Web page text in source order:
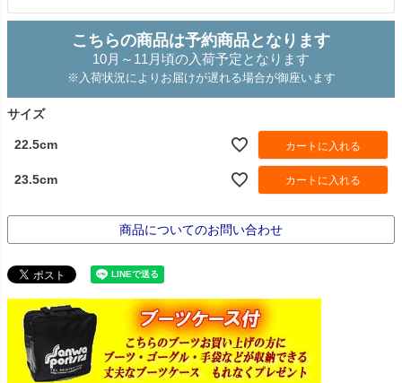
こちらの商品は予約商品となります
10月～11月頃の入荷予定となります
※入荷状況によりお届けが遅れる場合が御座います
サイズ
22.5cm カートに入れる
23.5cm カートに入れる
商品についてのお問い合わせ